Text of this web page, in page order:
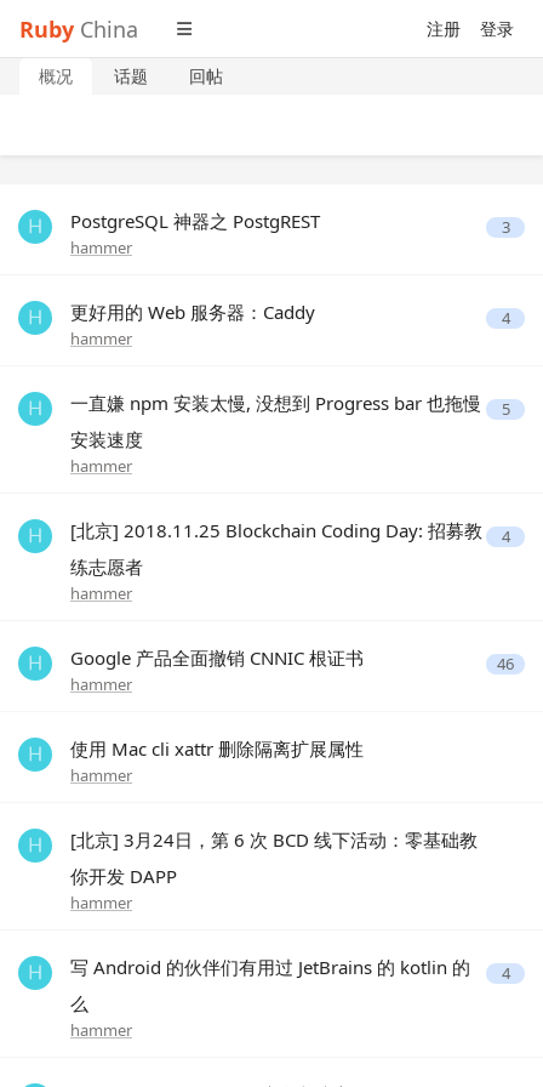
Ruby China 注册 登录
概况 话题 回帖
PostgreSQL 神器之 PostgREST
hammer
3
更好用的 Web 服务器：Caddy
hammer
4
一直嫌 npm 安装太慢, 没想到 Progress bar 也拖慢
安装速度
hammer
5
[北京] 2018.11.25 Blockchain Coding Day: 招募教
练志愿者
hammer
4
Google 产品全面撤销 CNNIC 根证书
hammer
46
使用 Mac cli xattr 删除隔离扩展属性
hammer
[北京] 3月24日，第 6 次 BCD 线下活动：零基础教
你开发 DAPP
hammer
写 Android 的伙伴们有用过 JetBrains 的 kotlin 的
么
hammer
4